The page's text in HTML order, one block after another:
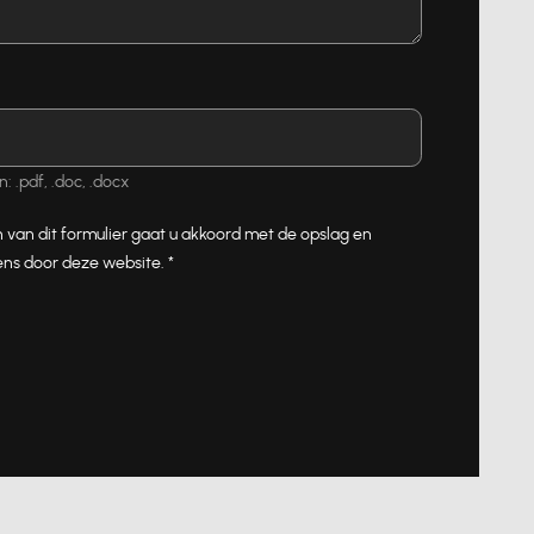
.pdf, .doc, .docx
van dit formulier gaat u akkoord met de opslag en
door deze website. *